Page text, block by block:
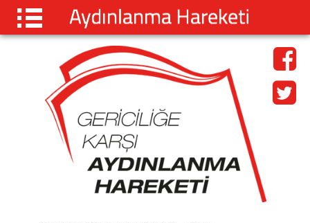
ANASAYFA
AÇIKLAMALAR
BÜLTENLER
YAYINLAR
ZORUNLU DİN DERSİ
BEN DE VARIM